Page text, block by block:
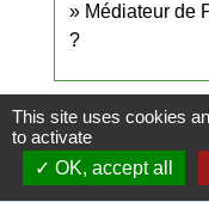
Médiateur de
?
Et aussi
Chômage :
This site uses cookies
to activate
OK, accept all